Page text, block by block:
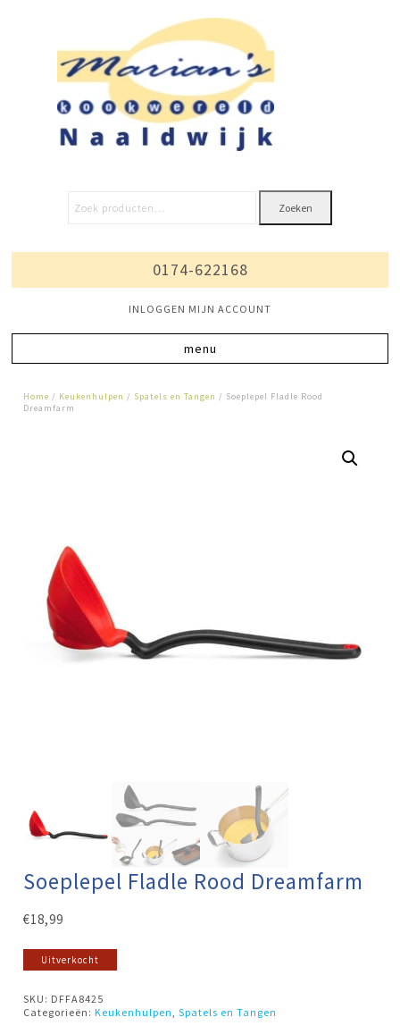
Zoeken
0174-622168
INLOGGEN MIJN ACCOUNT
Home / Keukenhulpen / Spatels en Tangen / Soeplepel Fladle Rood
Dreamfarm
Soeplepel Fladle Rood Dreamfarm
€18,99
Uitverkocht
SKU: DFFA8425
Categorieën:Keukenhulpen ,Spatels en Tangen